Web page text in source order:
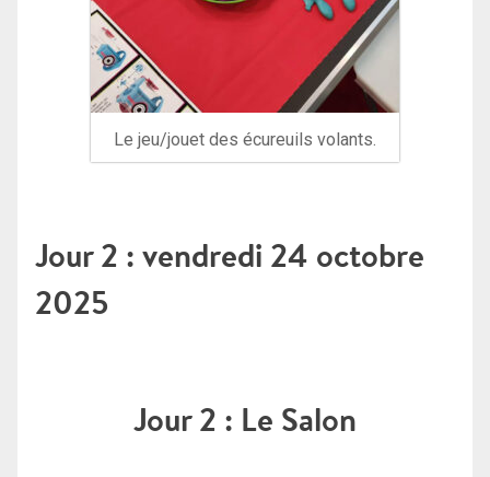
Le jeu/jouet des écureuils volants.
Jour 2 : vendredi 24 octobre
2025
Jour 2 : Le Salon